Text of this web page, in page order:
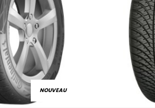
NOUVEAU